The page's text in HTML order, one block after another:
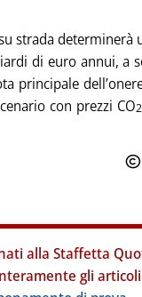
strada
di euro annui, a
principale
con prezzi CO2
alla Staffetta
gli